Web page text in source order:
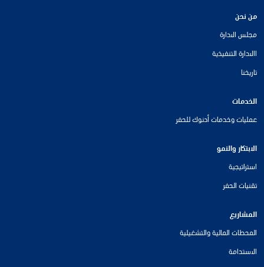
من نحن
مجلس الادارة
االادارة التنفيذية
تاريخنا
الخدمات
عمليات وخدمات أدنوك للحفر
الابتكار والنمو
استراتيجية
تقنيات الحفر
المشاريع
المحطات المالية والتشغيلية
الاستدامة